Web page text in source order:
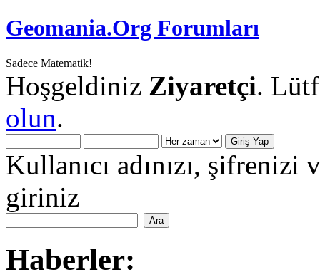
Geomania.Org Forumları
Sadece Matematik!
Hoşgeldiniz Ziyaretçi.
olun.
Kullanıcı adınızı,
giriniz
Haberler: